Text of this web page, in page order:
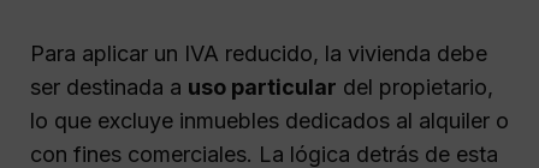
Para aplicar un IVA reducido, la vivienda debe
ser destinada a uso particular del propietario,
lo que excluye inmuebles dedicados al alquiler o
con fines comerciales. La lógica detrás de esta